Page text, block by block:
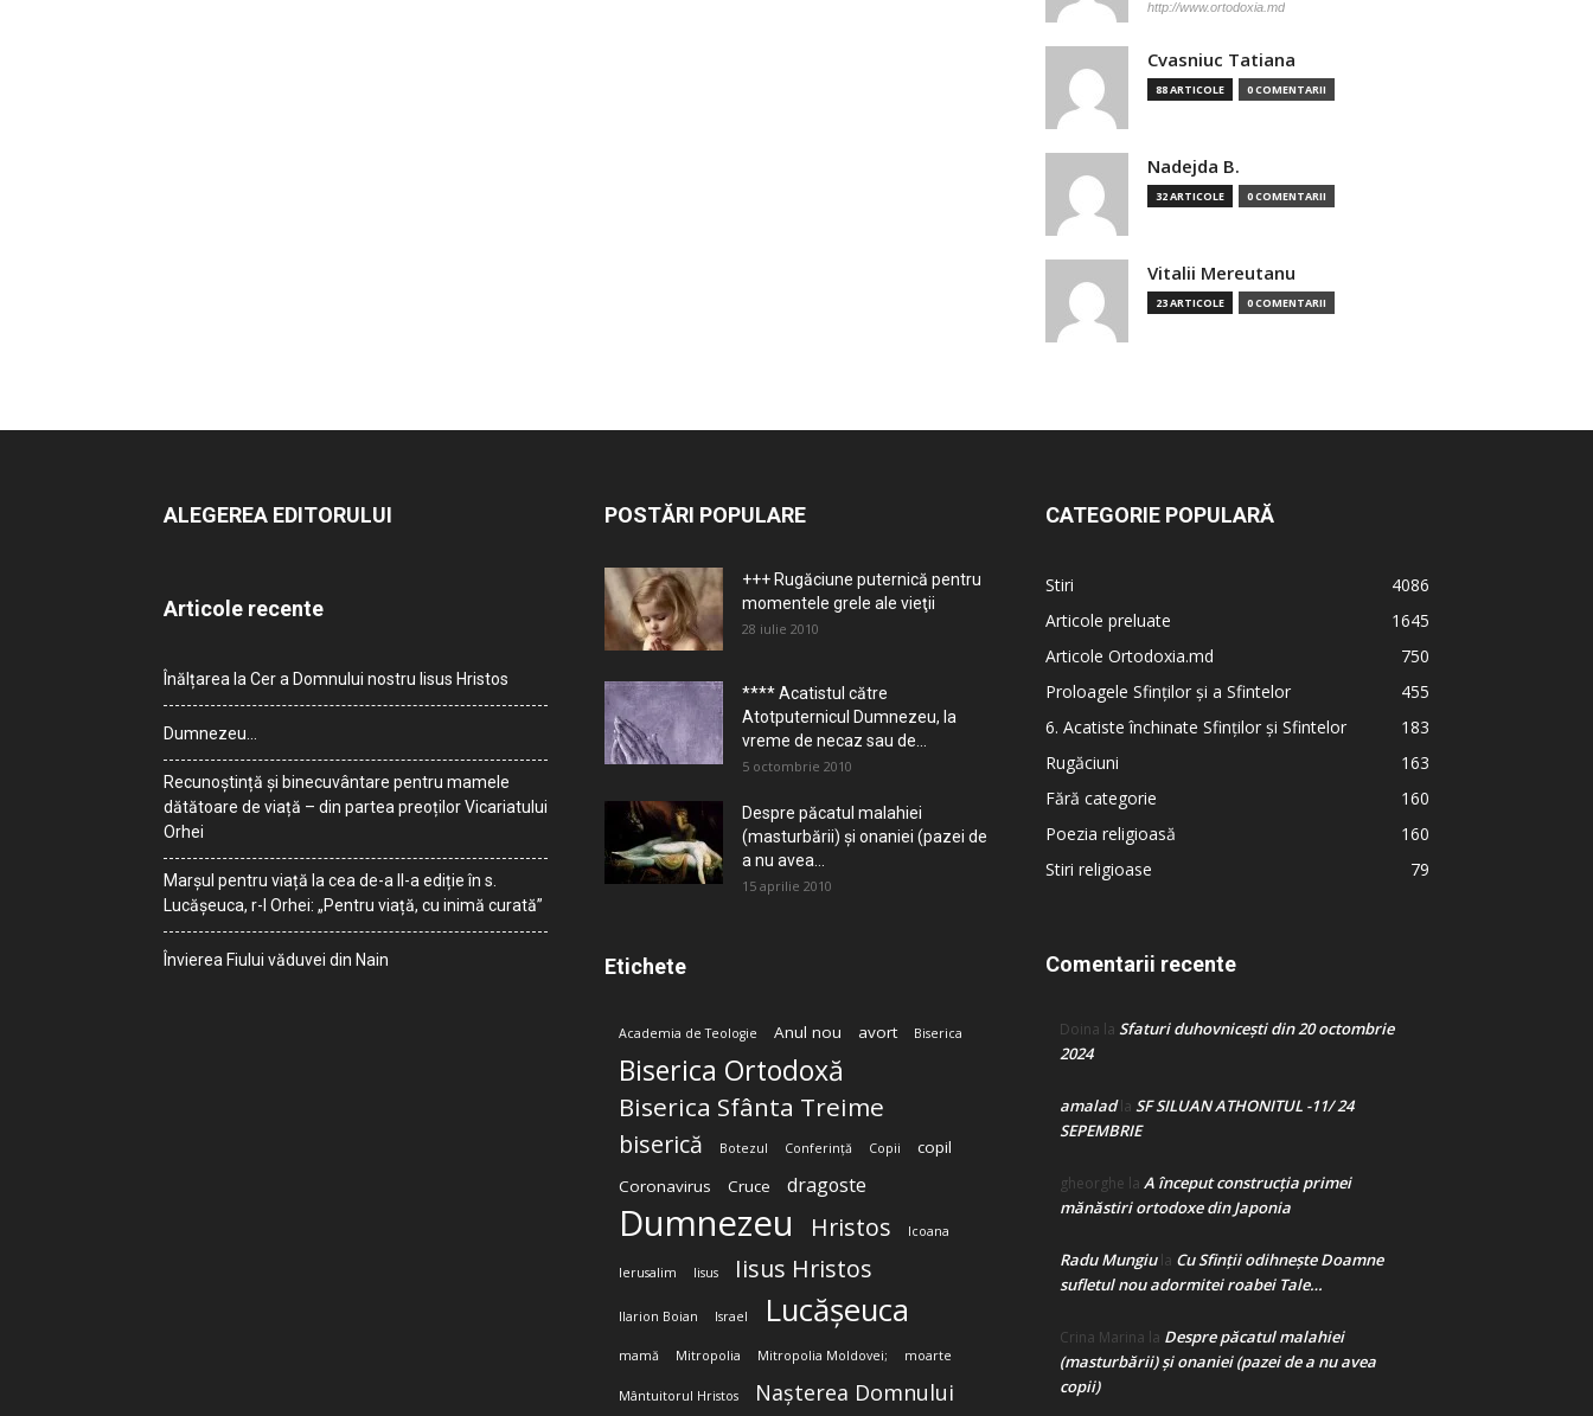
http://www.ortodoxia.md
Cvasniuc Tatiana
88 ARTICOLE 0 COMENTARII
Nadejda B.
32 ARTICOLE 0 COMENTARII
Vitalii Mereutanu
23 ARTICOLE 0 COMENTARII
ALEGEREA EDITORULUI
Articole recente
Înălțarea la Cer a Domnului nostru Iisus Hristos
Dumnezeu…
Recunoștință și binecuvântare pentru mamele
dătătoare de viață – din partea preoților Vicariatului
Orhei
Marșul pentru viață la cea de-a II-a ediție în s.
Lucășeuca, r-l Orhei: „Pentru viață, cu inimă curată”
Învierea Fiului văduvei din Nain
POSTĂRI POPULARE
+++ Rugăciune puternică pentru
momentele grele ale vieţii
28 iulie 2010
**** Acatistul către
Atotputernicul Dumnezeu, la
vreme de necaz sau de...
5 octombrie 2010
Despre păcatul malahiei
(masturbării) şi onaniei (pazei de
a nu avea...
15 aprilie 2010
Etichete
Academia de Teologie Anul nou avort Biserica
Biserica Ortodoxă
Biserica Sfânta Treime
biserică Botezul Conferință Copii
copil
Coronavirus
Cruce dragoste
Dumnezeu Hristos Icoana
Ierusalim Iisus Iisus Hristos
Ilarion Boian Israel Lucășeuca
mamă Mitropolia Mitropolia Moldovei; moarte
Mântuitorul Hristos Nașterea Domnului
CATEGORIE POPULARĂ
Stiri
4086
Articole preluate
1645
Articole Ortodoxia.md
750
Proloagele Sfinților și a Sfintelor
455
6. Acatiste închinate Sfinților și Sfintelor
183
Rugăciuni
163
Fără categorie
160
Poezia religioasă
160
Stiri religioase
79
Comentarii recente
Doina la Sfaturi duhovnicești din 20 octombrie
2024
amaladla SF SILUAN ATHONITUL -11/ 24
SEPEMBRIE
gheorghe la A început construcţia primei
mănăstiri ortodoxe din Japonia
Radu Mungiula Cu Sfinții odihnește Doamne
sufletul nou adormitei roabei Tale…
Crina Marina la Despre păcatul malahiei
(masturbării) şi onaniei (pazei de a nu avea
copii)